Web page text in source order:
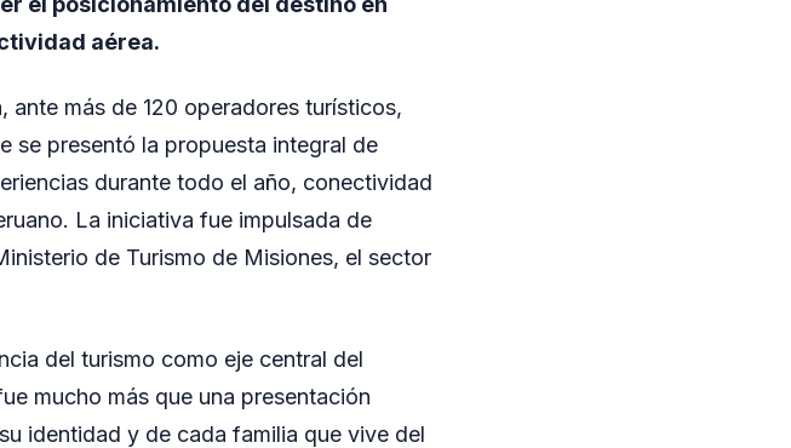
aérea.
más de 120 operadores turísticos,
se presentó la propuesta integral de
durante todo el año, conectividad
La iniciativa fue impulsada de
de Turismo de Misiones, el sector
del turismo como eje central del
mucho más que una presentación
identidad y de cada familia que vive del